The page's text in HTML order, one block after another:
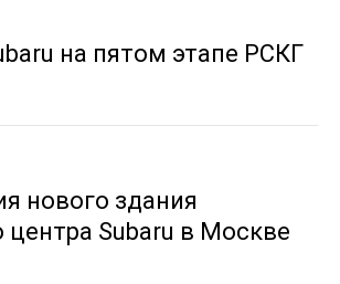
на пятом этапе РСКГ
нового здания
центра Subaru в Москве